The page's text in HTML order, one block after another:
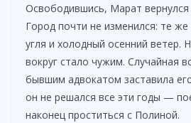
Освободившись, Марат
Город почти не изменился: те
угля и холодный осенний ветер.
вокруг стало чужим. Случайная
бывшим адвокатом заставила
он не решался все эти годы —
наконец проститься с Полиной.